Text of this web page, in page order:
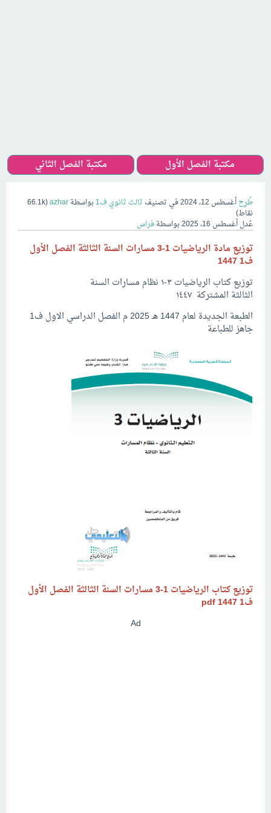
مكتبة الفصل الأول مكتبة الفصل الثاني
طُرِحأغسطس 12، 2024 في تصنيف ثالث ثانوي ف1 بواسطةazhar
(
66.1k
نقاط)
عُدلأغسطس 16، 2025 بواسطةفراس
توزيع مادة الرياضيات 1-3 مسارات السنة الثالثة الفصل الأول
ف1 1447
توزيع كتاب الرياضيات ٣-١ نظام مسارات السنة
الثالثة المشتركة ١٤٤٧
الطبعة الجديدة لعام 1447 هـ 2025 م الفصل الدراسي الاول ف1
جاهز للطباعة
توزيع كتاب الرياضيات 1-3 مسارات السنة الثالثة الفصل الأول
ف1 1447
Ad